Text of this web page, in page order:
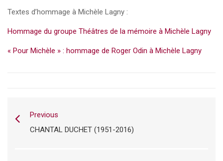
Textes d’hommage à Michèle Lagny :
Hommage du groupe Théâtres de la mémoire à Michèle Lagny
« Pour Michèle » : hommage de Roger Odin à Michèle Lagny
Previous
CHANTAL DUCHET (1951-2016)